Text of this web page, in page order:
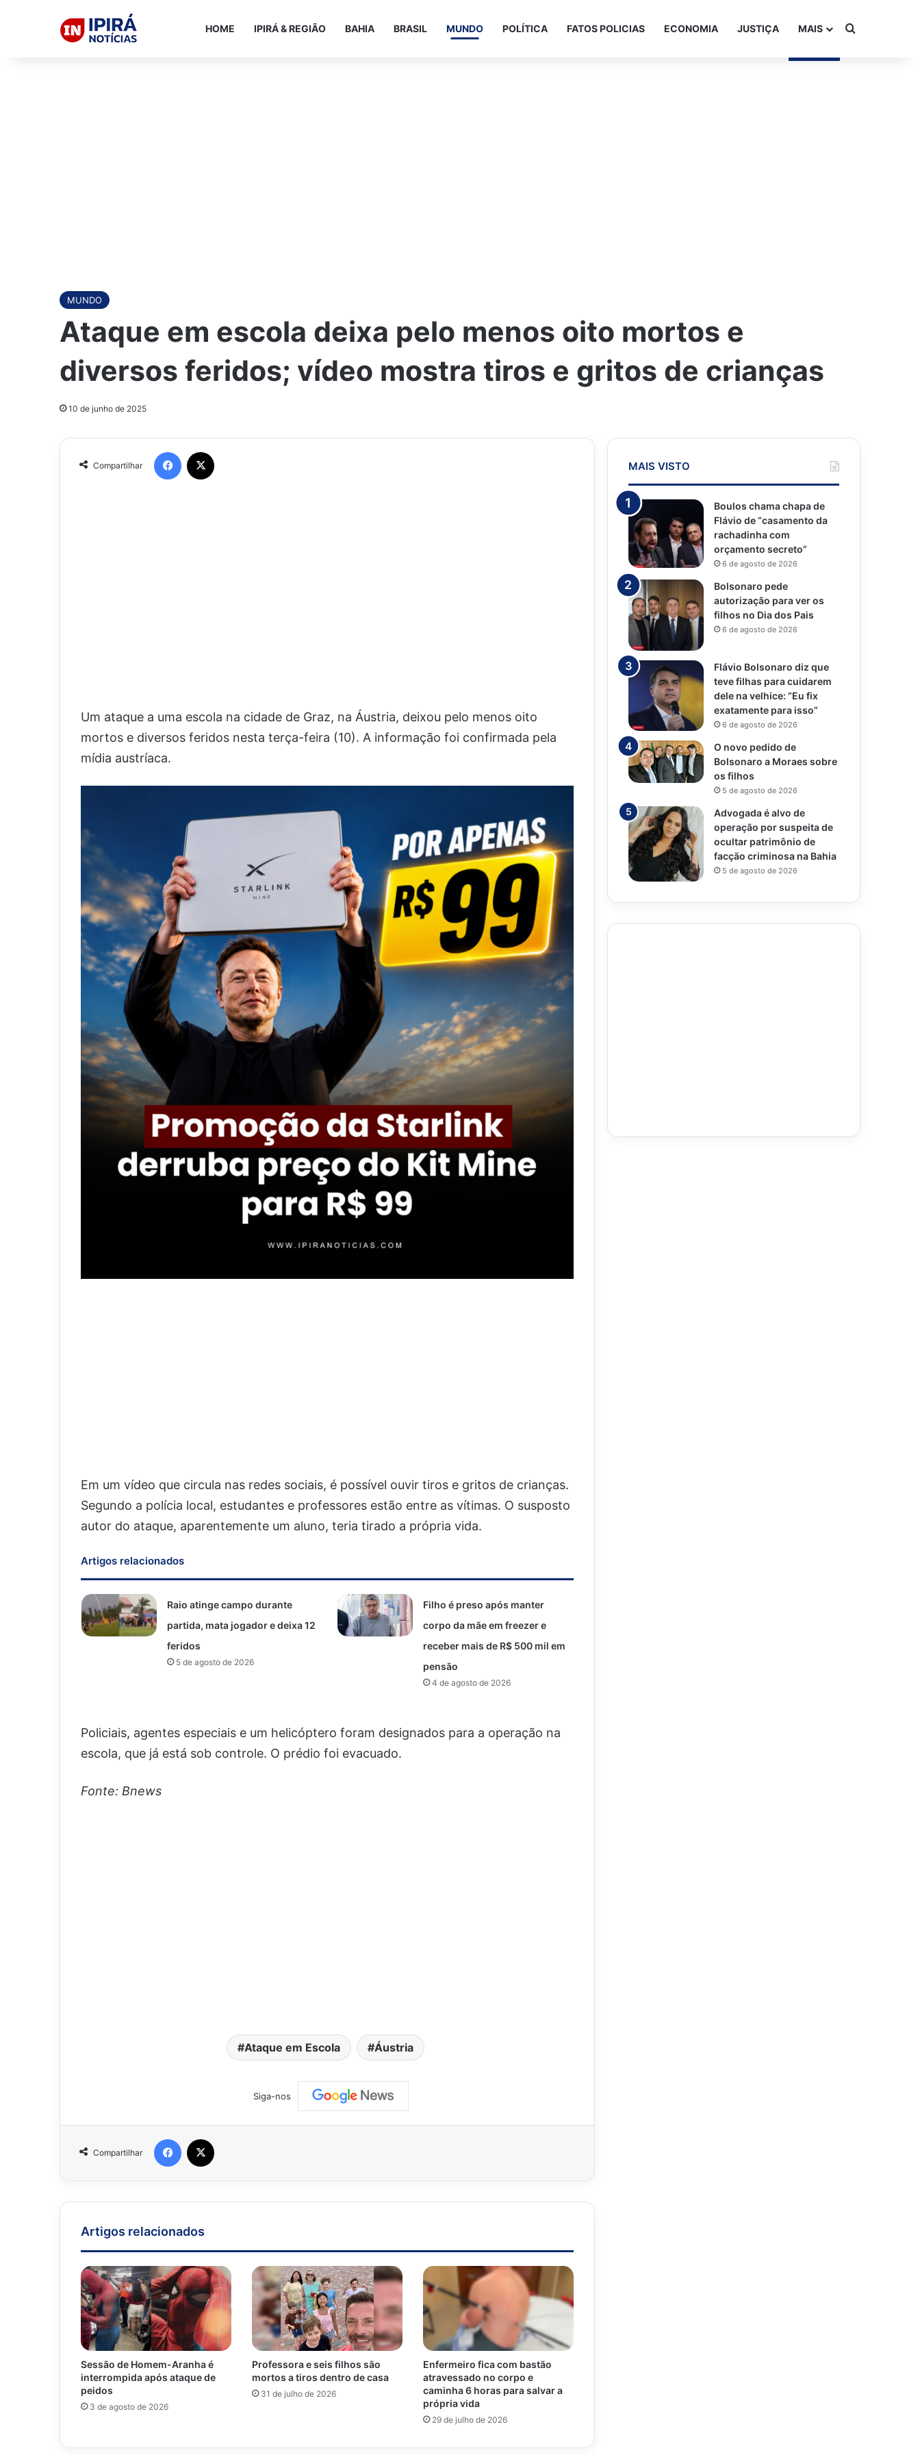
HOME IPIRÁ & REGIÃO BAHIA BRASIL MUNDO POLÍTICA FATOS POLICIAS ECONOMIA JUSTIÇA MAIS Procurar por
MUNDO
Ataque em escola deixa pelo menos oito mortos e
diversos feridos; vídeo mostra tiros e gritos de crianças
10 de junho de 2025
Compartilhar
Facebook
Um ataque a uma escola na cidade de Graz, na Áustria, deixou pelo menos oito
mortos e diversos feridos nesta terça-feira (10). A informação foi confirmada pela
mídia austríaca.
Em um vídeo que circula nas redes sociais, é possível ouvir tiros e gritos de crianças.
Segundo a polícia local, estudantes e professores estão entre as vítimas. O susposto
autor do ataque, aparentemente um aluno, teria tirado a própria vida.
Artigos relacionados
Raio atinge campo durante
partida, mata jogador e deixa 12
feridos
5 de agosto de 2026
Filho é preso após manter
corpo da mãe em freezer e
receber mais de R$ 500 mil em
pensão
4 de agosto de 2026
Policiais, agentes especiais e um helicóptero foram designados para a operação na
escola, que já está sob controle. O prédio foi evacuado.
Fonte: Bnews
Ataque em Escola Áustria
Siga-nos
Compartilhar
Facebook
Artigos relacionados
Sessão de Homem-Aranha é
interrompida após ataque de
peidos
3 de agosto de 2026
Professora e seis filhos são
mortos a tiros dentro de casa
31 de julho de 2026
Enfermeiro fica com bastão
atravessado no corpo e
caminha 6 horas para salvar a
própria vida
29 de julho de 2026
MAIS VISTO
Boulos chama chapa de
Flávio de “casamento da
rachadinha com
orçamento secreto”
6 de agosto de 2026
Bolsonaro pede
autorização para ver os
filhos no Dia dos Pais
6 de agosto de 2026
Flávio Bolsonaro diz que
teve filhas para cuidarem
dele na velhice: “Eu fix
exatamente para isso”
6 de agosto de 2026
O novo pedido de
Bolsonaro a Moraes sobre
os filhos
5 de agosto de 2026
Advogada é alvo de
operação por suspeita de
ocultar patrimônio de
facção criminosa na Bahia
5 de agosto de 2026